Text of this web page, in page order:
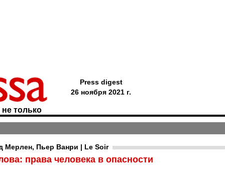
только
Press digest
26 ноября 2021 г.
Пьер Ванри | Le Soir
права человека в опасности